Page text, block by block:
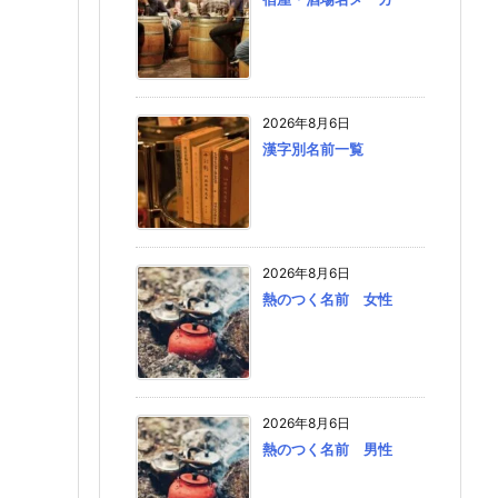
2026年8月6日
漢字別名前一覧
2026年8月6日
熱のつく名前 女性
2026年8月6日
熱のつく名前 男性